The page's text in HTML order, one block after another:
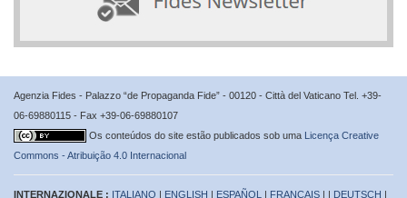
Agenzia Fides - Palazzo “de Propaganda Fide” - 00120 - Città del Vaticano Tel. +39-
06-69880115 - Fax +39-06-69880107
Os conteúdos do site estão publicados sob uma Licença Creative
Commons - Atribuição 4.0 Internacional
INTERNAZIONALE : ITALIANO | ENGLISH | ESPAÑOL | FRANÇAIS | | DEUTSCH |